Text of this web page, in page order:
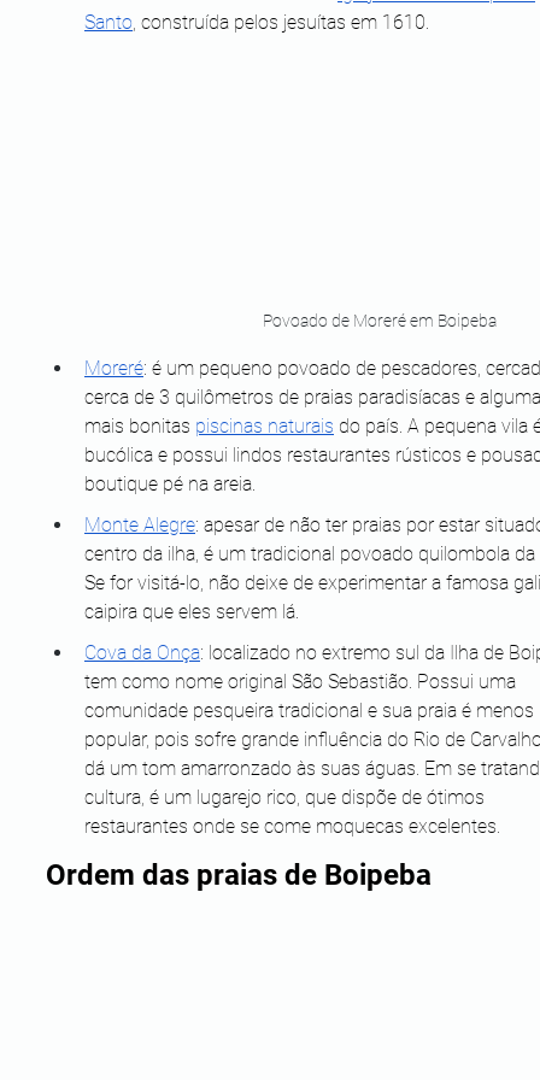
Santo, construída pelos jesuítas em 1610.
Povoado de Moreré em Boipeba
Moreré: é um pequeno povoado de pescadores,
cerca de 3 quilômetros de praias paradisíacas e
mais bonitas piscinas naturais do país. A pequena vila
bucólica e possui lindos restaurantes rústicos e
boutique pé na areia.
Monte Alegre: apesar de não ter praias por estar
centro da ilha, é um tradicional povoado quilombola
Se for visitá-lo, não deixe de experimentar a famosa
caipira que eles servem lá.
Cova da Onça: localizado no extremo sul da Ilha de
tem como nome original São Sebastião. Possui uma
comunidade pesqueira tradicional e sua praia é menos
popular, pois sofre grande influência do Rio de
dá um tom amarronzado às suas águas. Em se
cultura, é um lugarejo rico, que dispõe de ótimos
restaurantes onde se come moquecas excelentes.
Ordem das praias de Boipeba